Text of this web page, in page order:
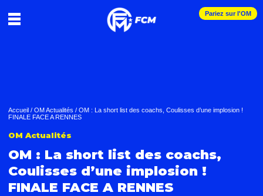
Pariez sur l'OM
Accueil / OM Actualités / OM : La short list des coachs, Coulisses d’une implosion !
FINALE FACE A RENNES
OM Actualités
OM : La short list des coachs,
Coulisses d’une implosion !
FINALE FACE A RENNES